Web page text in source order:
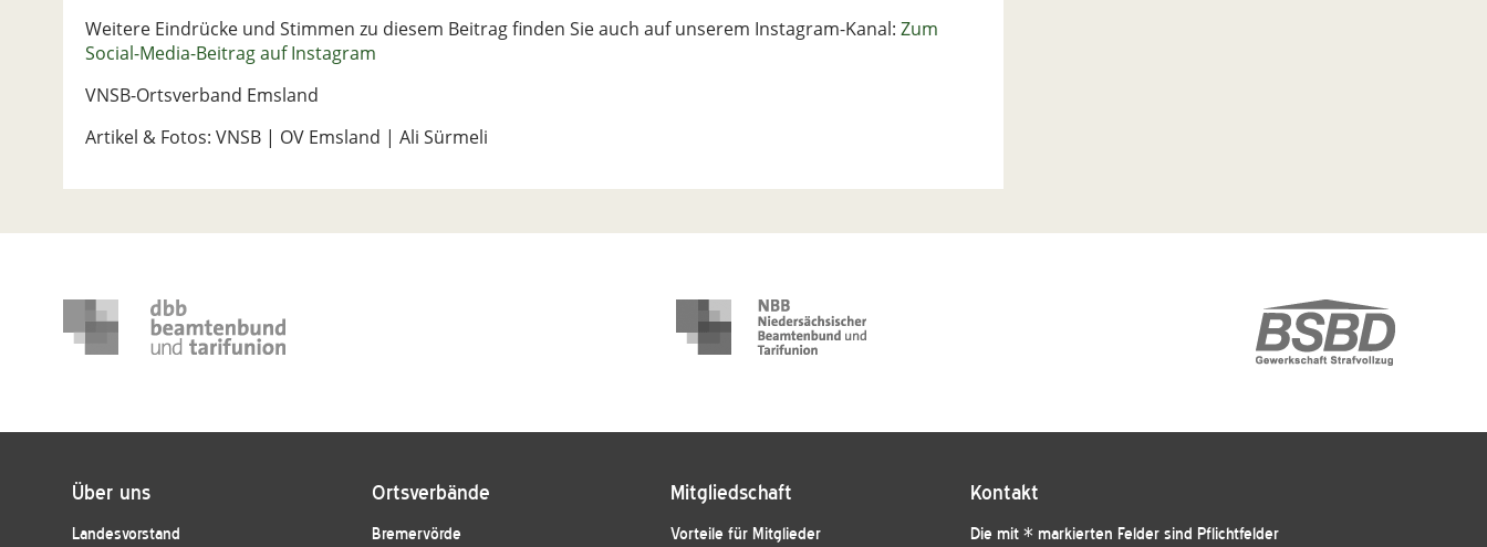
Weitere Eindrücke und Stimmen zu diesem Beitrag finden Sie auch auf unserem Instagram-Kanal: Zum
Social-Media-Beitrag auf Instagram
VNSB-Ortsverband Emsland
Artikel & Fotos: VNSB | OV Emsland | Ali Sürmeli
Über uns
Landesvorstand
Ortsverbände
Bremervörde
Mitgliedschaft
Vorteile für Mitglieder
Kontakt
Die mit * markierten Felder sind Pflichtfelder